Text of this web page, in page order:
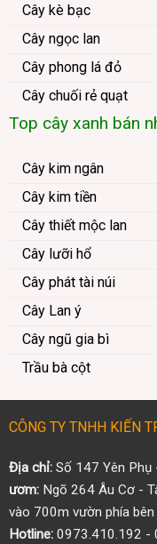
Cây kè bạc
Cây ngọc lan
Cây phong lá đỏ
Cây chuối rẻ quạt
Top cây xanh bán
Cây kim ngân
Cây kim tiền
Cây thiết mộc lan
Cây lưỡi hổ
Cây phát tài núi
Cây Lan ý
Cây ngũ gia bì
Trầu bà cột
CÔNG TY TNHH KIẾN
Địa chỉ:Số 147 Yên
ươm:Ngõ 264 Âu Cơ -
vào 700m vườn phía bên
Hotline:0973.410.192 -